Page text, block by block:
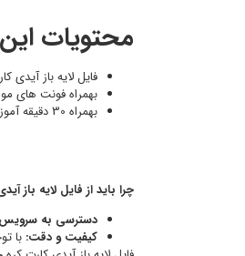
محتویات
فایل لایه باز
بهمراه فونت های
بهمراه 30 دقیقه آموزش ویدیویی نحوه جایگزینی اطلاعات مدارک (که طریقه جایگزینی برای تمامی مدارک یکسان میباشد)
چرا باید از فایل لایه باز
دسترسی به
کیفیت و دقت: با